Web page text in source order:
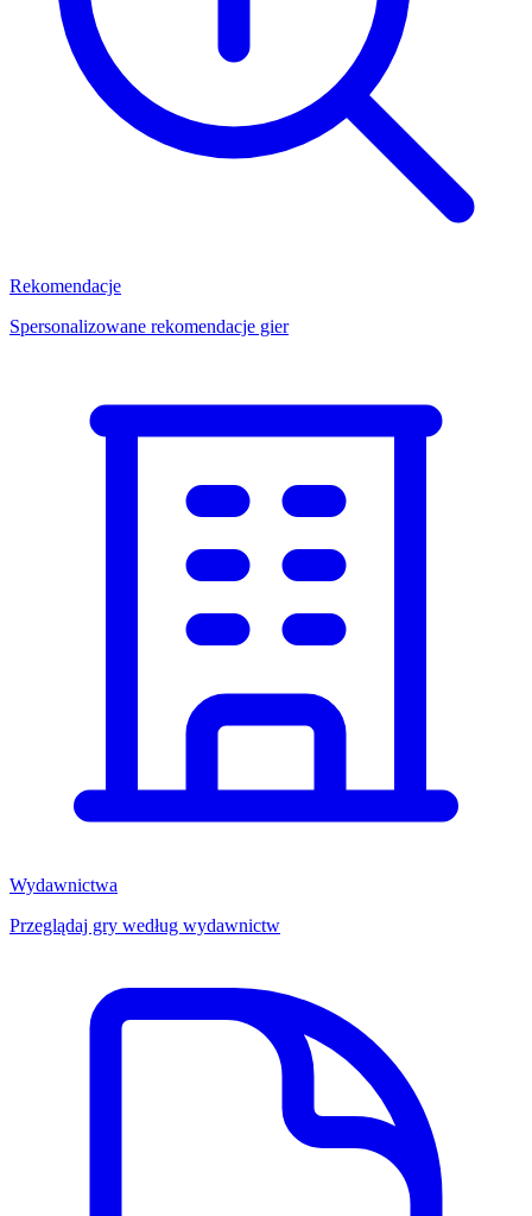
Rekomendacje
Spersonalizowane rekomendacje gier
Wydawnictwa
Przeglądaj gry według wydawnictw